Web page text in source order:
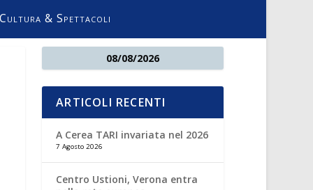
Cultura & Spettacoli
08/08/2026
ARTICOLI RECENTI
A Cerea TARI invariata nel 2026
7 Agosto 2026
Centro Ustioni, Verona entra